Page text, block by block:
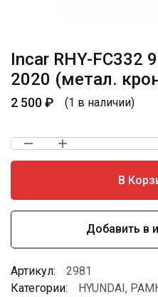
Incar RHY-FC332
2020 (метал.
2 500₽ (1 в наличии)
В
Добавить в
Артикул:
2981
Категории:
HYUNDAI,